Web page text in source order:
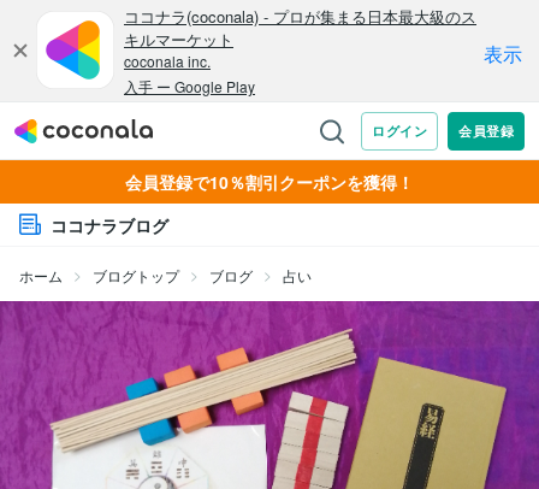
会員登録で10％割引クーポンを獲得！
ココナラブログ
ホーム ブログトップ ブログ 占い